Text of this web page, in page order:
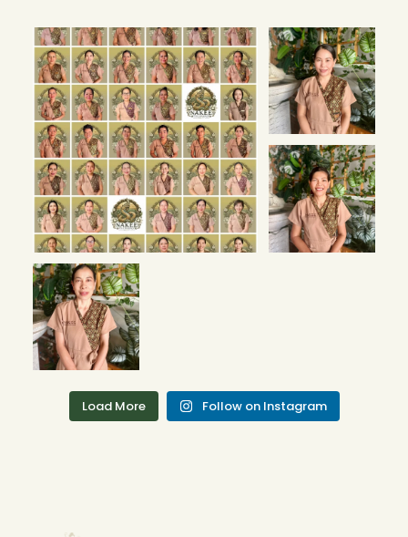
The people behind every smile. 💚🌿
Every...
1 0
Our New
Therapists! 🌟 Bo
Phut Branch
We’re...
3 1
Our New
Therapists! 🌟 Bo
Phut Branch
We’re...
4 0
Our New
Therapists! 🌟 Bo
Phut Branch
We’re...
5 2
Load More Follow on Instagram